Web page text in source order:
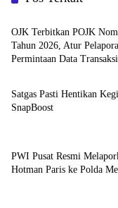
OJK Terbitkan POJK
Tahun 2026, Atur
Permintaan Data
News
Satgas Pasti Hentikan
SnapBoost
PWI Pusat Resmi
Hotman Paris ke Polda